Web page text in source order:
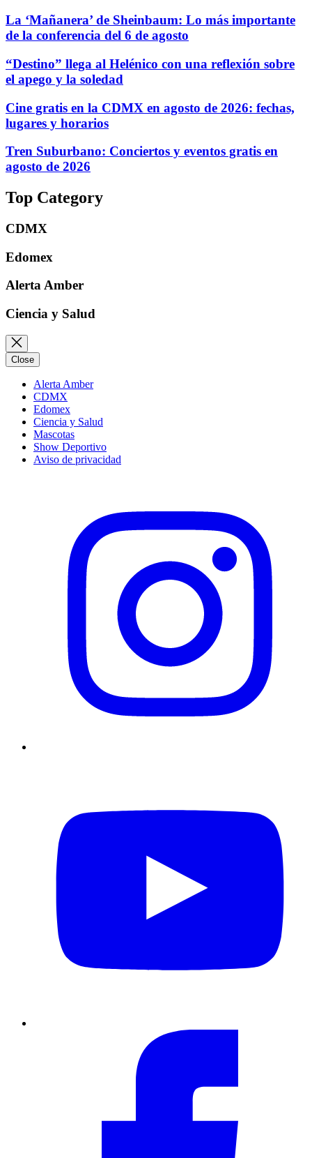
La ‘Mañanera’ de Sheinbaum: Lo más importante
de la conferencia del 6 de agosto
“Destino” llega al Helénico con una reflexión sobre
el apego y la soledad
Cine gratis en la CDMX en agosto de 2026: fechas,
lugares y horarios
Tren Suburbano: Conciertos y eventos gratis en
agosto de 2026
Top Category
CDMX
Edomex
Alerta Amber
Ciencia y Salud
Close
Alerta Amber
CDMX
Edomex
Ciencia y Salud
Mascotas
Show Deportivo
Aviso de privacidad